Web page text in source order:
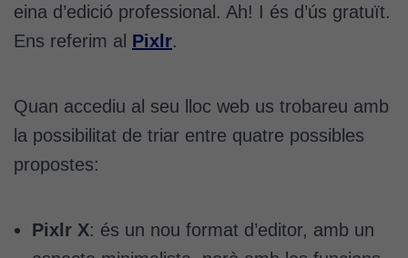
eina d’edició professional. Ah! I és d’ús gratuït.
Ens referim al Pixlr.
Quan accediu al seu lloc web us trobareu amb
la possibilitat de triar entre quatre possibles
propostes:
Pixlr X: és un nou format d’editor, amb un